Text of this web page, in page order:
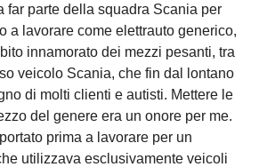
far parte della squadra Scania per
a lavorare come elettrauto generico,
innamorato dei mezzi pesanti, tra
veicolo Scania, che fin dal lontano
di molti clienti e autisti. Mettere le
del genere era un onore per me.
prima a lavorare per un
utilizzava esclusivamente veicoli